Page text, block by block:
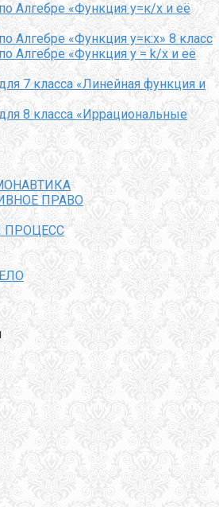
Алгебре «Функция у=к/х и её
Алгебре «Функция у=к:х» 8 класс
Алгебре «Функция y = k/x и её
7 класса «Линейная функция и
8 класса «Иррациональные
ПРАВО